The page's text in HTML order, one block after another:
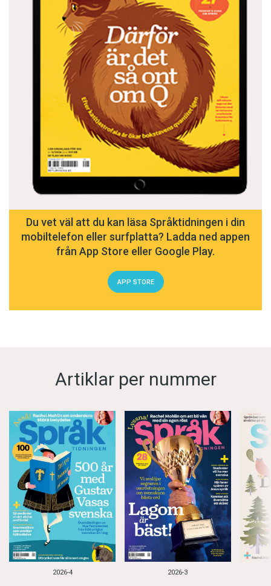
Du vet väl att du kan läsa Språktidningen i din
mobiltelefon eller surfplatta? Ladda ned appen
från App Store eller Google Play.
APP STORE
Artiklar per nummer
2026-4 2026-3